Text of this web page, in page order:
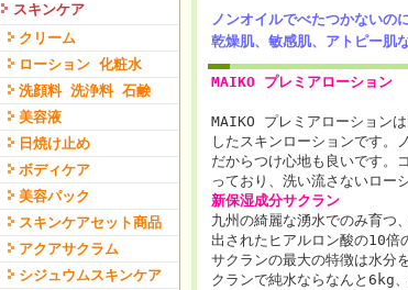
スキンケア
クリーム
ローション 化粧水
洗顔料 洗浄料 石鹸
美容液
日焼け止め
ボディケア
美容パック
スキンケアセット商品
アクアサクラム
シジュウムスキンケア
ノンオイルでべたつかないの
乾燥肌、敏感肌、アトピー肌
MAIKO プレミアローション
MAIKO プレミアローション
したスキンローションです。
だからつけ心地も良いです。
っており、洗い流さないロー
新保湿成分サクラン
九州の綺麗な湧水でのみ育つ
出されたヒアルロン酸の10倍
サクランの最大の特徴は水分
クランで純水ならなんと6kg